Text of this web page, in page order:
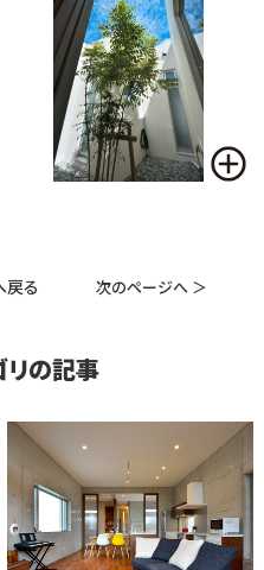
戻る 次のページへ ＞
リの記事